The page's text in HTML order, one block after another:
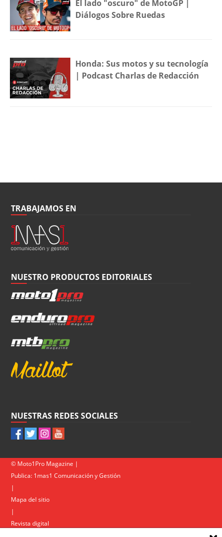
El lado "oscuro" de MotoGP |
Diálogos Sobre Ruedas
Honda: Sus motos y su tecnología
| Podcast Charlas de Redacción
TRABAJAMOS EN
NUESTRO PRODUCTOS EDITORIALES
NUESTRAS REDES SOCIALES
© Moto1Pro Magazine |
Publica: 1mas1 Comunicación y Gestión
|
Mapa del sitio
|
Revista digital